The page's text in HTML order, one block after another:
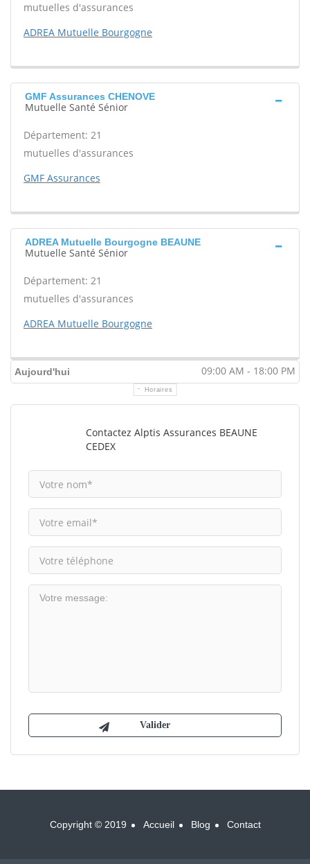
mutuelles d'assurances
ADREA Mutuelle Bourgogne
GMF Assurances CHENOVE
Mutuelle Santé Sénior
Département: 21
mutuelles d'assurances
GMF Assurances
ADREA Mutuelle Bourgogne BEAUNE
Mutuelle Santé Sénior
Département: 21
mutuelles d'assurances
ADREA Mutuelle Bourgogne
Aujourd'hui 09:00 AM - 18:00 PM
Horaires
Contactez Alptis Assurances BEAUNE
CEDEX
Copyright © 2019 Accueil Blog Contact